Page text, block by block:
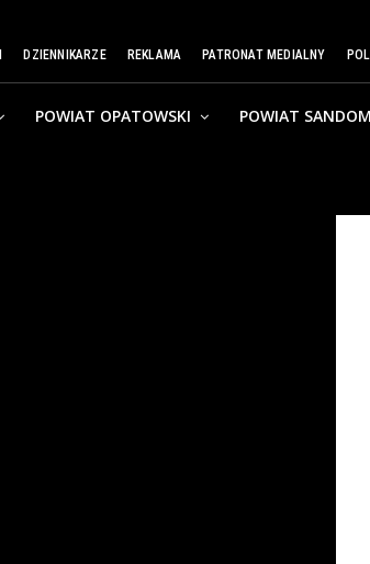
DZIENNIKARZE REKLAMA PATRONAT MEDIALNY
POWIAT OPATOWSKI POWIAT